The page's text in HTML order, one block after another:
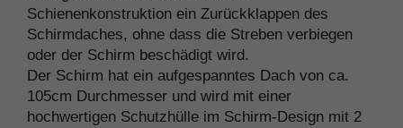
Schienenkonstruktion ein Zurückklappen des
Schirmdaches, ohne dass die Streben verbiegen
oder der Schirm beschädigt wird.
Der Schirm hat ein aufgespanntes Dach von ca.
105cm Durchmesser und wird mit einer
hochwertigen Schutzhülle im Schirm-Design mit 2